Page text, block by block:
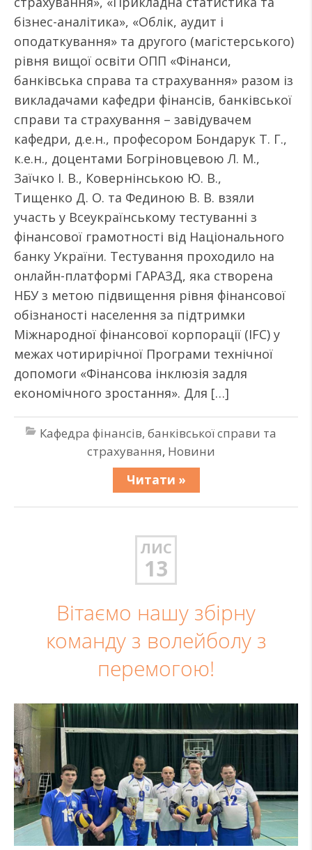
бізнес-аналітика», «Облік, аудит і
оподаткування» та другого (магістерського)
рівня вищої освіти ОПП «Фінанси,
банківська справа та страхування» разом із
викладачами кафедри фінансів, банківської
справи та страхування – завідувачем
кафедри, д.е.н., професором Бондарук Т. Г.,
к.е.н., доцентами Богріновцевою Л. М.,
Заїчко І. В., Ковернінською Ю. В.,
Тищенко Д. О. та Фединою В. В. взяли
участь у Всеукраїнському тестуванні з
фінансової грамотності від Національного
банку України. Тестування проходило на
онлайн-платформі ГАРАЗД, яка створена
НБУ з метою підвищення рівня фінансової
обізнаності населення за підтримки
Міжнародної фінансової корпорації (IFC) у
межах чотирирічної Програми технічної
допомоги «Фінансова інклюзія задля
економічного зростання». Для […]
Кафедра фінансів, банківської справи та
страхування, Новини
Читати »
ЛИС
13
Вітаємо нашу збірну
команду з волейболу з
перемогою!